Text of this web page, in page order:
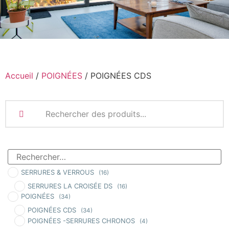
Accueil / POIGNÉES / POIGNÉES CDS
SERRURES & VERROUS (16)
SERRURES LA CROISÉE DS (16)
POIGNÉES (34)
POIGNÉES CDS (34)
POIGNÉES -SERRURES CHRONOS (4)